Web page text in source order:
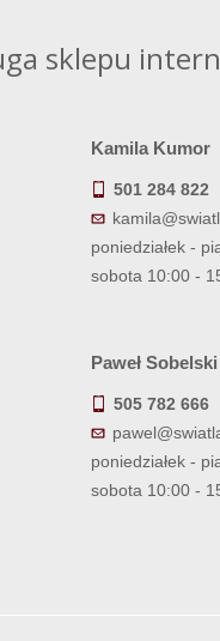
sklepu
Kamila Kumor
501 284 822
poniedziałek -
sobota 10:00 -
Paweł Sobelski
505 782 666
poniedziałek -
sobota 10:00 -